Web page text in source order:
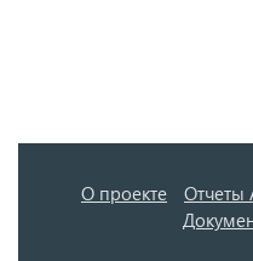
О проекте